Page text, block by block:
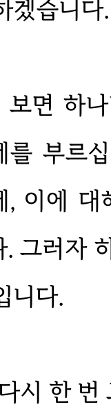
겠습니다.
보면 하
를 부르
, 이에
그러자
니다.
시 한 번